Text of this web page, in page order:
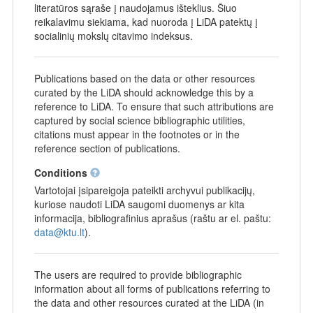
literatūros sąraše į naudojamus išteklius. Šiuo
reikalavimu siekiama, kad nuoroda į LiDA patektų į
socialinių mokslų citavimo indeksus.
Publications based on the data or other resources
curated by the LiDA should acknowledge this by a
reference to LiDA. To ensure that such attributions are
captured by social science bibliographic utilities,
citations must appear in the footnotes or in the
reference section of publications.
Conditions
Vartotojai įsipareigoja pateikti archyvui publikacijų,
kuriose naudoti LiDA saugomi duomenys ar kita
informacija, bibliografinius aprašus (raštu ar el. paštu:
data@ktu.lt).
The users are required to provide bibliographic
information about all forms of publications referring to
the data and other resources curated at the LiDA (in